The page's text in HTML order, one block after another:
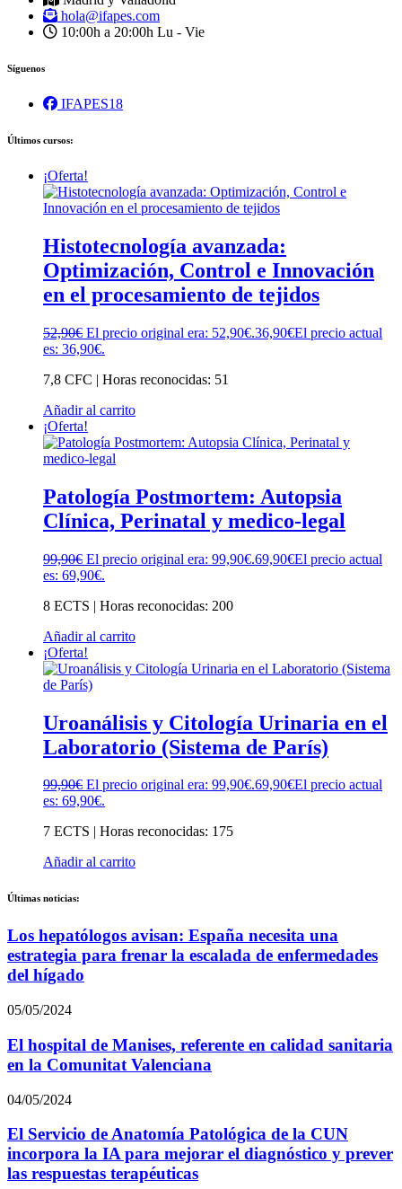
hola@ifapes.com
10:00h a 20:00h Lu - Vie
Síguenos
IFAPES18
Últimos cursos:
¡Oferta!
Histotecnología avanzada:
Optimización, Control e Innovación
en el procesamiento de tejidos
52,90€ El precio original era: 52,90€.36,90€El precio actual
es: 36,90€.
7,8 CFC | Horas reconocidas: 51
Añadir al carrito
¡Oferta!
Patología Postmortem: Autopsia
Clínica, Perinatal y medico-legal
99,90€ El precio original era: 99,90€.69,90€El precio actual
es: 69,90€.
8 ECTS | Horas reconocidas: 200
Añadir al carrito
¡Oferta!
Uroanálisis y Citología Urinaria en el
Laboratorio (Sistema de París)
99,90€ El precio original era: 99,90€.69,90€El precio actual
es: 69,90€.
7 ECTS | Horas reconocidas: 175
Añadir al carrito
Últimas noticias:
Los hepatólogos avisan: España necesita una
estrategia para frenar la escalada de enfermedades
del hígado
05/05/2024
El hospital de Manises, referente en calidad sanitaria
en la Comunitat Valenciana
04/05/2024
El Servicio de Anatomía Patológica de la CUN
incorpora la IA para mejorar el diagnóstico y prever
las respuestas terapéuticas